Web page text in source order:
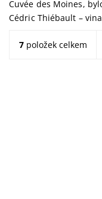
Cuvée des Moines,
Cédric Thiébault –
7 položek celkem
BESSERAT DE
šampaňské s tóny
Plná, minerální chuť